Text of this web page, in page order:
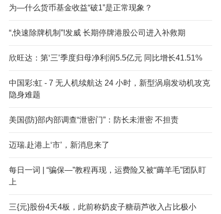
为—什么货币基金收益“破1”是正常现象？
“,快速除牌机制”!发威 长期停牌港股公司进入补救期
欣旺达：第‘三’季度归母净利润5.5亿元 同比增长41.51%
中国彩:虹 - 7 无人机续航达 24 小时，新型涡扇发动机攻克
隐身难题
美国{防}部内部调查“泄密门”：防长未泄密 不担责
迈瑞.赴港上‘市’，新消息来了
每日一词 | “骗保—”教程再现，运费险又被“薅羊毛”团队盯
上
三{元}股份4天4板，此前称奶皮子糖葫芦收入占比极小